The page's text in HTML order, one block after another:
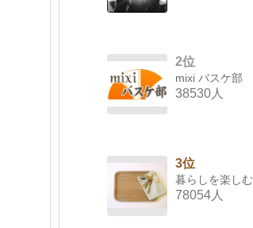
2位
mixi バスケ部
38530人
3位
暮らしを楽しむ
78054人